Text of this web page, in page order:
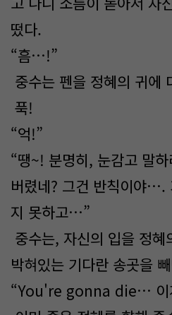
떴다.
“흠…!”
중수는 펜을 정혜의 귀에
푹!
“억!”
“땡~! 분명히, 눈감고 말
버렸네? 그건 반칙이야….
지 못하고…”
중수는, 자신의 입을 정
박혀있는 기다란 송곳을
“You're gonna die… 이